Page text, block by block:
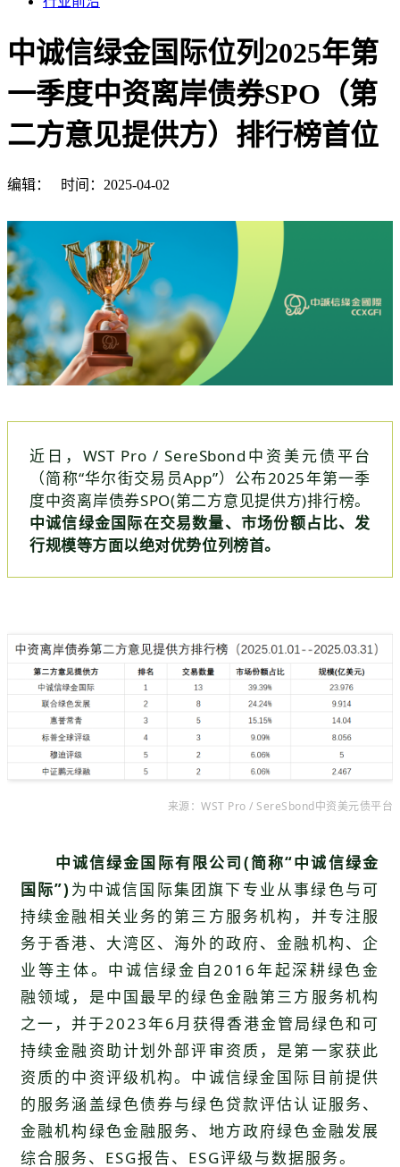
中诚信绿金国际位列2025年第
一季度中资离岸债券SPO（第
二方意见提供方）排行榜首位
编辑： 时间：2025-04-02
近日，WST Pro / SereSbond中资美元债平台
（简称“华尔街交易员App”）公布2025年第一季
度中资离岸债券SPO(第二方意见提供方)排行榜。
中诚信绿金国际在交易数量、市场份额占比、发
行规模等方面以绝对优势位列榜首。
来源： WST Pro / SereSbond中资美元债平台
中诚信绿金国际有限公司(简称“中诚信绿金
国际”) 为中诚信国际集团旗下专业从事绿色与可
持续金融相关业务的第三方服务机构，并专注服
务于香港、大湾区、海外的政府、金融机构、企
业等主体。中诚信绿金自2016年起深耕绿色金
融领域，是中国最早的绿色金融第三方服务机构
之一，并于2023年6月获得香港金管局绿色和可
持续金融资助计划外部评审资质，是第一家获此
资质的中资评级机构。中诚信绿金国际目前提供
的服务涵盖绿色债券与绿色贷款评估认证服务、
金融机构绿色金融服务、地方政府绿色金融发展
综合服务、ESG报告、ESG评级与数据服务。